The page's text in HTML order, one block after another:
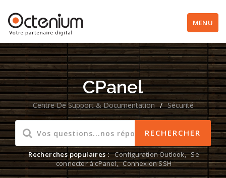
MENU
CPanel
Centre De Support & Documentation / Sécurité
Recherches populaires : Configuration Outlook, Se
connecter à cPanel, Connexion SSH